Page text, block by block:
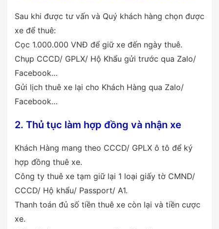
Sau khi được tư vấn và Quý khách hàng chọn được
xe để thuê:
Cọc 1.000.000 VNĐ để giữ xe đến ngày thuê.
Chụp CCCD/ GPLX/ Hộ Khẩu gửi trước qua Zalo/
Facebook…
Gửi lịch thuê xe lại cho Khách Hàng qua Zalo/
Facebook…
2. Thủ tục làm hợp đồng và nhận xe
Khách Hàng mang theo CCCD/ GPLX ô tô để ký
hợp đồng thuê xe.
Công ty thuê xe tạm giữ lại 1 loại giấy tờ CMND/
CCCD/ Hộ khẩu/ Passport/ A1.
Thanh toán đủ số tiền thuê xe còn lại và tiền cược
xe.